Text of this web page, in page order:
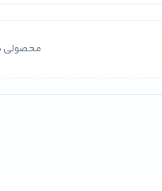
محصولی